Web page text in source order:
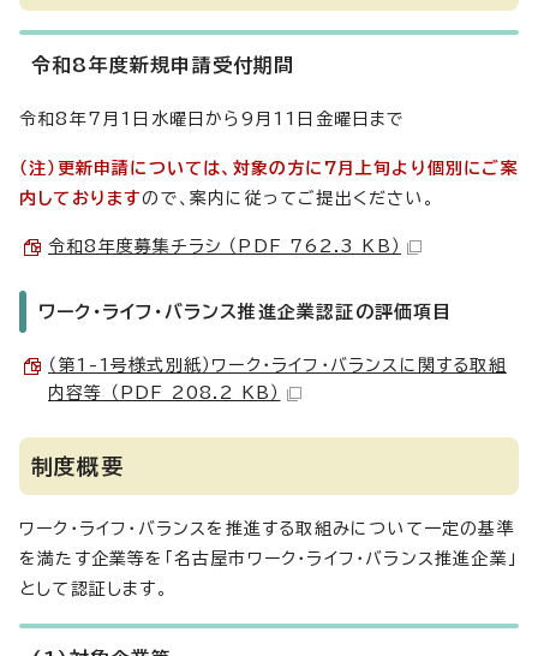
令和8年度新規申請受付期間
令和8年7月1日水曜日から9月11日金曜日まで
（注）更新申請については、対象の方に7月上旬より個別にご案
内しておりますので、案内に従ってご提出ください。
令和8年度募集チラシ （PDF 762.3 KB）
ワーク・ライフ・バランス推進企業認証の評価項目
（第1-1号様式別紙）ワーク・ライフ・バランスに関する取組
内容等 （PDF 208.2 KB）
制度概要
ワーク・ライフ・バランスを推進する取組みについて一定の基準
を満たす企業等を「名古屋市ワーク・ライフ・バランス推進企業」
として認証します。